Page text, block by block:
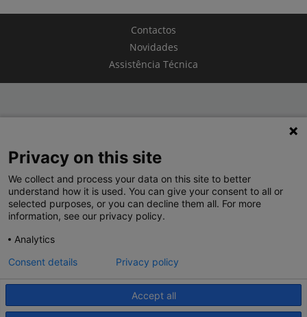
Contactos
Novidades
Assistência Técnica
POLÍTICA DE PRIVACIDADE
LEGRAND PORTUGAL
GRUPO LEGRAND NO MUNDO
© 2020 Legrand. Todos os direitos reservados.
Privacy on this site
We collect and process your data on this site to better
understand how it is used. You can give your consent to all or
selected purposes, or you can decline them all. For more
information, see our privacy policy.
Analytics
Accept all
Consent details Privacy policy